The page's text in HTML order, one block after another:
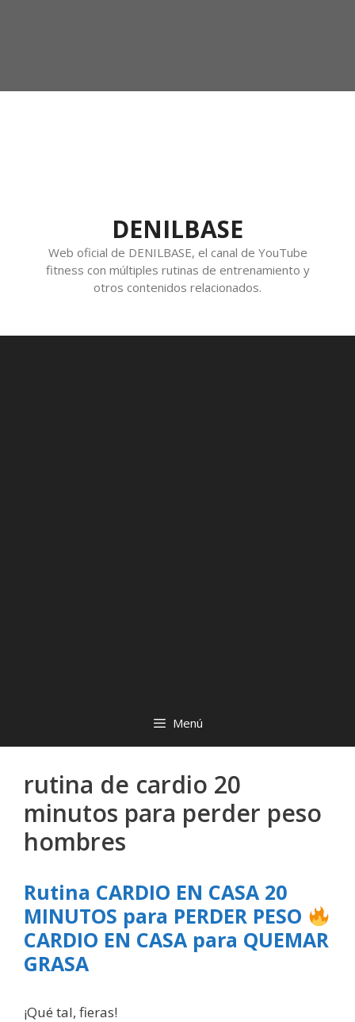
DENILBASE
Web oficial de DENILBASE, el canal de YouTube
fitness con múltiples rutinas de entrenamiento y
otros contenidos relacionados.
Menú
rutina de cardio 20
minutos para perder peso
hombres
Rutina CARDIO EN CASA 20
MINUTOS para PERDER PESO
CARDIO EN CASA para QUEMAR
GRASA
¡Qué tal, fieras!